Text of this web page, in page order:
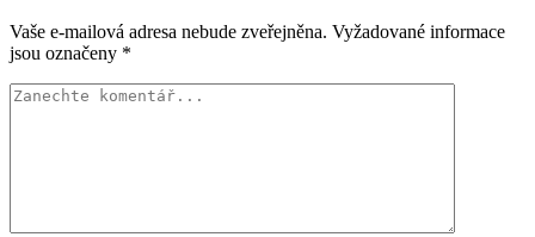
Vaše e-mailová adresa nebude zveřejněna. Vyžadované informace
jsou označeny *